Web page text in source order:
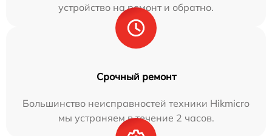
устройство на ремонт и обратно.
Срочный ремонт
Большинство неисправностей техники Hikmicro
мы устраняем в течение 2 часов.